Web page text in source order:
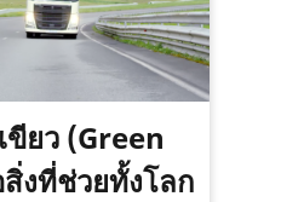
ยว (Green
งที่ช่วยทั้งโลก